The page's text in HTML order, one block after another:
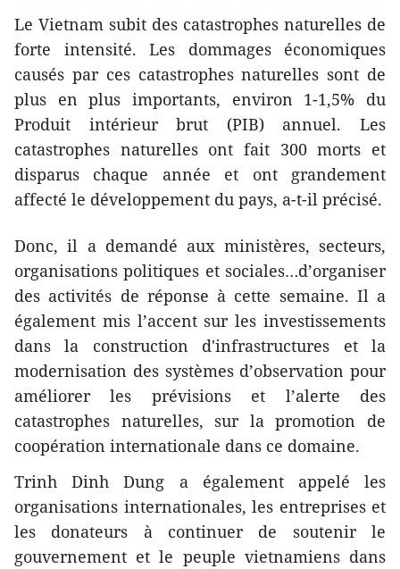
Le Vietnam subit des catastrophes naturelles de
forte intensité. Les dommages économiques
causés par ces catastrophes naturelles sont de
plus en plus importants, environ 1-1,5% du
Produit intérieur brut (PIB) annuel. Les
catastrophes naturelles ont fait 300 morts et
disparus chaque année et ont grandement
affecté le développement du pays, a-t-il précisé.
Donc, il a demandé aux ministères, secteurs,
organisations politiques et sociales…d’organiser
des activités de réponse à cette semaine. Il a
également mis l’accent sur les investissements
dans la construction d'infrastructures et la
modernisation des systèmes d’observation pour
améliorer les prévisions et l’alerte des
catastrophes naturelles, sur la promotion de
coopération internationale dans ce domaine.
Trinh Dinh Dung a également appelé les
organisations internationales, les entreprises et
les donateurs à continuer de soutenir le
gouvernement et le peuple vietnamiens dans